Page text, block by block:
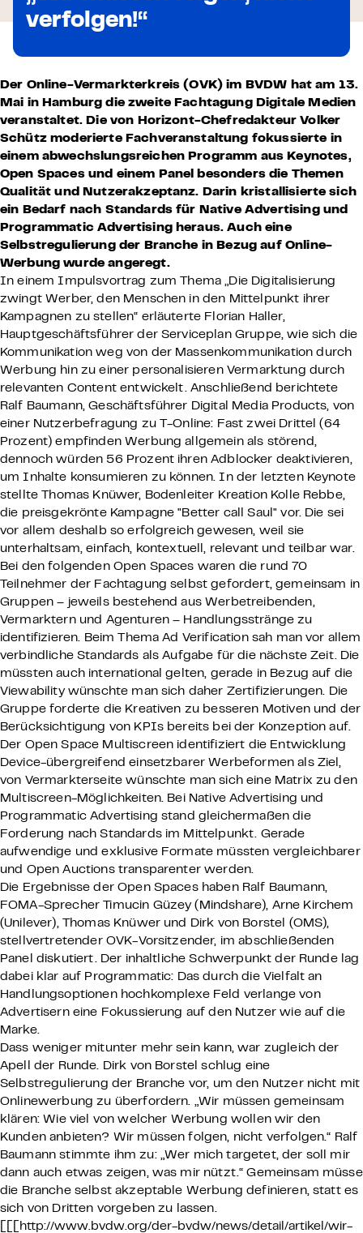
verfolgen!“
Der Online-Vermarkterkreis (OVK) im BVDW hat am 13.
Mai in Hamburg die zweite Fachtagung Digitale Medien
veranstaltet. Die von Horizont-Chefredakteur Volker
Schütz moderierte Fachveranstaltung fokussierte in
einem abwechslungsreichen Programm aus Keynotes,
Open Spaces und einem Panel besonders die Themen
Qualität und Nutzerakzeptanz. Darin kristallisierte sich
ein Bedarf nach Standards für Native Advertising und
Programmatic Advertising heraus. Auch eine
Selbstregulierung der Branche in Bezug auf Online-
Werbung wurde angeregt.
In einem Impulsvortrag zum Thema „Die Digitalisierung
zwingt Werber, den Menschen in den Mittelpunkt ihrer
Kampagnen zu stellen“ erläuterte Florian Haller,
Hauptgeschäftsführer der Serviceplan Gruppe, wie sich die
Kommunikation weg von der Massenkommunikation durch
Werbung hin zu einer personalisieren Vermarktung durch
relevanten Content entwickelt. Anschließend berichtete
Ralf Baumann, Geschäftsführer Digital Media Products, von
einer Nutzerbefragung zu T-Online: Fast zwei Drittel (64
Prozent) empfinden Werbung allgemein als störend,
dennoch würden 56 Prozent ihren Adblocker deaktivieren,
um Inhalte konsumieren zu können. In der letzten Keynote
stellte Thomas Knüwer, Bodenleiter Kreation Kolle Rebbe,
die preisgekrönte Kampagne "Better call Saul" vor. Die sei
vor allem deshalb so erfolgreich gewesen, weil sie
unterhaltsam, einfach, kontextuell, relevant und teilbar war.
Bei den folgenden Open Spaces waren die rund 70
Teilnehmer der Fachtagung selbst gefordert, gemeinsam in
Gruppen – jeweils bestehend aus Werbetreibenden,
Vermarktern und Agenturen – Handlungsstränge zu
identifizieren. Beim Thema Ad Verification sah man vor allem
verbindliche Standards als Aufgabe für die nächste Zeit. Die
müssten auch international gelten, gerade in Bezug auf die
Viewability wünschte man sich daher Zertifizierungen. Die
Gruppe forderte die Kreativen zu besseren Motiven und der
Berücksichtigung von KPIs bereits bei der Konzeption auf.
Der Open Space Multiscreen identifiziert die Entwicklung
Device-übergreifend einsetzbarer Werbeformen als Ziel,
von Vermarkterseite wünschte man sich eine Matrix zu den
Multiscreen-Möglichkeiten. Bei Native Advertising und
Programmatic Advertising stand gleichermaßen die
Forderung nach Standards im Mittelpunkt. Gerade
aufwendige und exklusive Formate müssten vergleichbarer
und Open Auctions transparenter werden.
Die Ergebnisse der Open Spaces haben Ralf Baumann,
FOMA-Sprecher Timucin Güzey (Mindshare), Arne Kirchem
(Unilever), Thomas Knüwer und Dirk von Borstel (OMS),
stellvertretender OVK-Vorsitzender, im abschließenden
Panel diskutiert. Der inhaltliche Schwerpunkt der Runde lag
dabei klar auf Programmatic: Das durch die Vielfalt an
Handlungsoptionen hochkomplexe Feld verlange von
Advertisern eine Fokussierung auf den Nutzer wie auf die
Marke.
Dass weniger mitunter mehr sein kann, war zugleich der
Apell der Runde. Dirk von Borstel schlug eine
Selbstregulierung der Branche vor, um den Nutzer nicht mit
Onlinewerbung zu überfordern. „Wir müssen gemeinsam
klären: Wie viel von welcher Werbung wollen wir den
Kunden anbieten? Wir müssen folgen, nicht verfolgen.“ Ralf
Baumann stimmte ihm zu: „Wer mich targetet, der soll mir
dann auch etwas zeigen, was mir nützt.“ Gemeinsam müsse
die Branche selbst akzeptable Werbung definieren, statt es
sich von Dritten vorgeben zu lassen.
[[[http://www.bvdw.org/der-bvdw/news/detail/artikel/wir-